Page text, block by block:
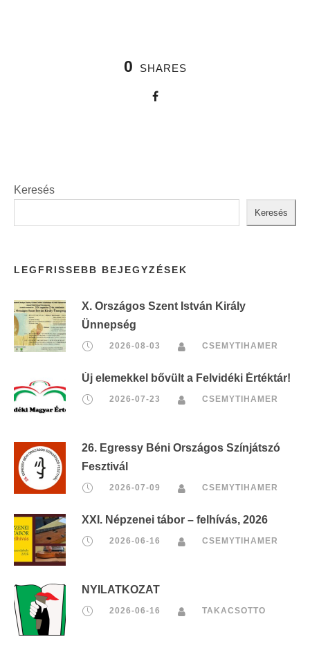
0 SHARES
Keresés
Keresés
LEGFRISSEBB BEJEGYZÉSEK
X. Országos Szent István Király
Ünnepség
2026-08-03 CSEMYTIHAMER
Új elemekkel bővült a Felvidéki Értéktár!
2026-07-23 CSEMYTIHAMER
26. Egressy Béni Országos Színjátszó
Fesztivál
2026-07-09 CSEMYTIHAMER
XXI. Népzenei tábor – felhívás, 2026
2026-06-16 CSEMYTIHAMER
NYILATKOZAT
2026-06-16 TAKACSOTTO